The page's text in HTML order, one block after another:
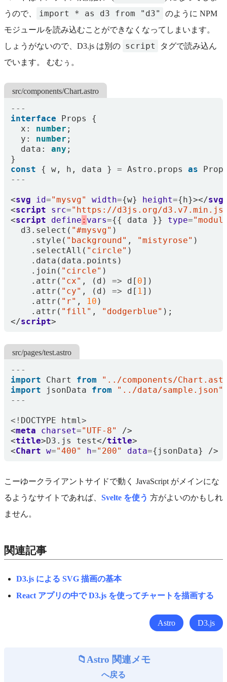
うので、
import * as d3 from "d3"
のように NPM
モジュールを読み込むことができなくなってしまいます。
しょうがないので、D3.js は別の script
タグで読み込ん
でいます。 むむぅ。
src/components/Chart.astro
---
interface
Props
{
x : number ;
y : number ;
data : any ;
}
const
{ w , h , data } = Astro . props as
---
<svg id="mysvg" width={w} height={h}></svg
<script src="https://d3js.org/
<script define : vars={{ data }} type=
d3 . select ( "#mysvg" )
. style ( "background" , "mistyrose" )
. selectAll ( "circle" )
. data ( data . points )
. join ( "circle" )
. attr ( "cx" , ( d ) => d [ 0])
. attr ( "cy" , ( d ) => d [ 1 ])
. attr ( "r" , 10 )
. attr ( "fill" , "dodgerblue" );
</script>
src/pages/test.astro
---
import
Chart from
"../components/
import
jsonData from "../data/sample.json"
---
<! DOCTYPE html >
<meta charset="UTF-8"
/>
<title>D3 . js test</title>
<Chart w="400" h="200" data={ jsonData} />
こーゆークライアントサイドで動く JavaScript がメインにな
るようなサイトであれば、 Svelte を使う 方がよいのかもしれ
ません。
関連記事
D3.js による SVG 描画の基本
React アプリの中で D3.js を使ってチャートを描画する
Astro D3.js
Astro 関連メモ
へ戻る